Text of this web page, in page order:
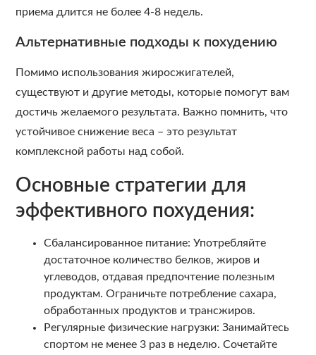
приема длится не более 4-8 недель.
Альтернативные подходы к похудению
Помимо использования жиросжигателей,
существуют и другие методы, которые помогут вам
достичь желаемого результата. Важно помнить, что
устойчивое снижение веса – это результат
комплексной работы над собой.
Основные стратегии для
эффективного похудения:
Сбалансированное питание: Употребляйте
достаточное количество белков, жиров и
углеводов, отдавая предпочтение полезным
продуктам. Ограничьте потребление сахара,
обработанных продуктов и трансжиров.
Регулярные физические нагрузки: Занимайтесь
спортом не менее 3 раз в неделю. Сочетайте